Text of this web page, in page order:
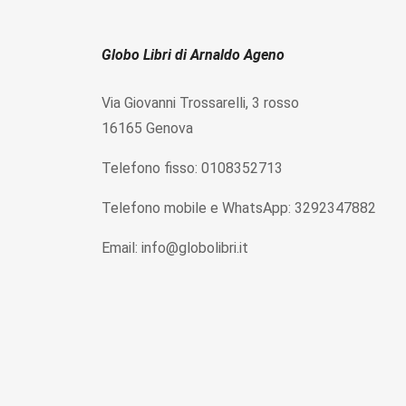
Globo Libri di Arnaldo Ageno
Via Giovanni Trossarelli, 3 rosso
16165 Genova
Telefono fisso: 0108352713
Telefono mobile e WhatsApp: 3292347882
Email: info@globolibri.it